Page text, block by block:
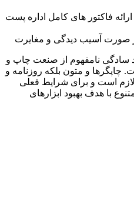
فاکتور های کامل اداره پست
صورت آسیب دیدگی و مغایرت
سادگی نامفهوم از صنعت چاپ و
چاپگرها و متون بلکه روزنامه و
است و برای شرایط فعلی
با هدف بهبود ابزارهای